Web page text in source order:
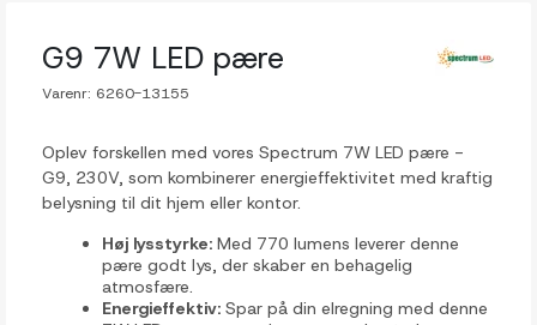
G9 7W LED pære
Varenr: 6260-13155
Oplev forskellen med vores Spectrum 7W LED pære -
G9, 230V, som kombinerer energieffektivitet med kraftig
belysning til dit hjem eller kontor.
Høj lysstyrke: Med 770 lumens leverer denne
pære godt lys, der skaber en behagelig
atmosfære.
Energieffektiv: Spar på din elregning med denne